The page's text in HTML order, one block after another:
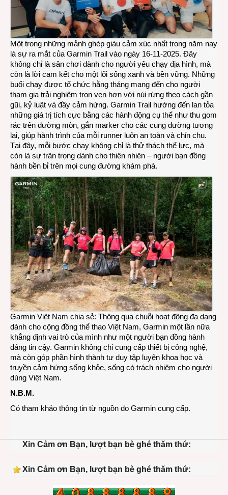
Một trong những mảnh ghép giàu cảm xúc nhất trong năm nay
là sự ra mắt của Garmin Trail vào ngày 16-11-2025. Đây
không chỉ là sân chơi dành cho người yêu chạy địa hình, mà
còn là lời cam kết cho một lối sống xanh và bền vững. Những
buổi chạy được tổ chức hằng tháng mang đến cho người
tham gia trải nghiệm trọn vẹn hơn với núi rừng theo cách gần
gũi, kỷ luật và đầy cảm hứng. Garmin Trail hướng đến lan tỏa
những giá trị tích cực bằng các hành động cụ thể như thu gom
rác trên đường mòn, gắn marker cho các cung đường tương
lai, giúp hành trình của mỗi runner luôn an toàn và chỉn chu.
Tại đây, mỗi bước chạy không chỉ là thử thách thể lực, mà
còn là sự trân trọng dành cho thiên nhiên – người bạn đồng
hành bền bỉ trên mọi cung đường khám phá.
Garmin Việt Nam chia sẻ: Thông qua chuỗi hoạt động đa dạng
dành cho cộng đồng thể thao Việt Nam, Garmin một lần nữa
khẳng định vai trò của mình như một người bạn đồng hành
đáng tin cậy. Garmin không chỉ cung cấp thiết bị công nghệ,
mà còn góp phần hình thành tư duy tập luyện khoa học và
truyền cảm hứng sống khỏe, sống có trách nhiệm cho người
dùng Việt Nam.
N.B.M.
Có tham khảo thông tin từ nguồn do Garmin cung cấp.
Xin Cảm ơn Bạn, lượt bạn bè ghé thăm thứ:
Xin Cảm ơn Bạn, lượt bạn bè ghé thăm thứ: